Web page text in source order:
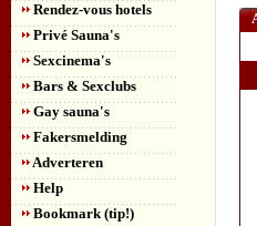
Rendez-vous hotels
Privé Sauna's
Sexcinema's
Bars & Sexclubs
Gay sauna's
Fakersmelding
Adverteren
Help
Bookmark (tip!)